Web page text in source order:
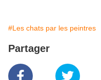
#Les chats par les peintres
Partager